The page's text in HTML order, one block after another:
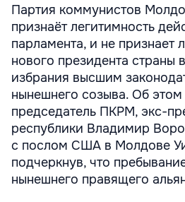
Партия коммунистов
признаёт легитимность
парламента, и не признает
нового президента страны
избрания высшим
нынешнего созыва. Об этом
председатель ПКРМ, экс-
республики Владимир
с послом США в Молдове
подчеркнув, что
нынешнего правящего